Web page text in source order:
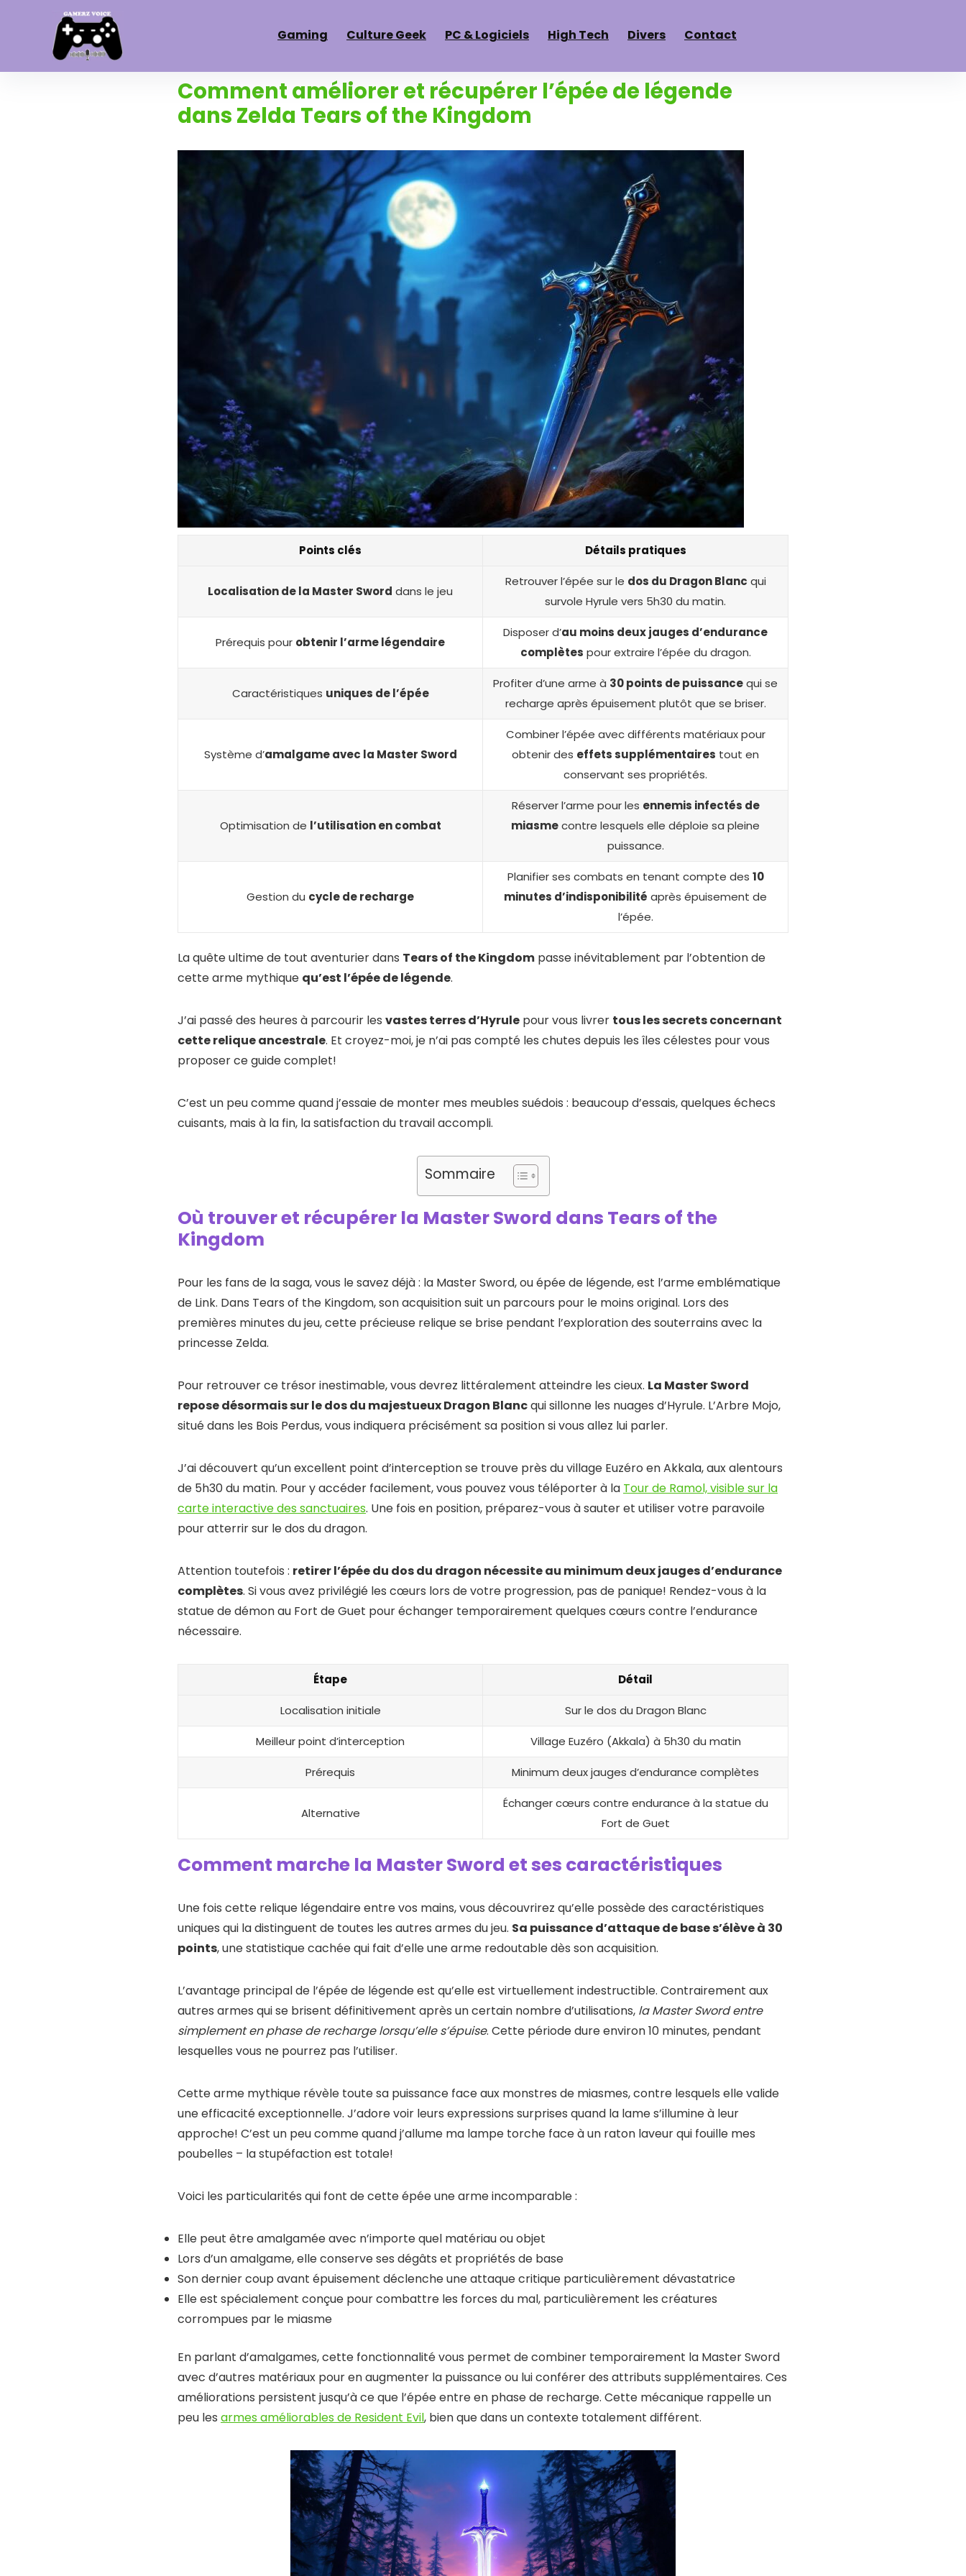
Gaming Culture Geek PC & Logiciels High Tech Divers Contact
Comment améliorer et récupérer l’épée de légende
dans Zelda Tears of the Kingdom
Points clés Détails pratiques
Localisation de la Master Sword dans le jeu
Retrouver l’épée sur le dos du Dragon Blanc qui
survole Hyrule vers 5h30 du matin.
Prérequis pour obtenir l’arme légendaire
Disposer d’au moins deux jauges d’endurance
complètes pour extraire l’épée du dragon.
Caractéristiques uniques de l’épée
Profiter d’une arme à 30 points de puissancequi se
recharge après épuisement plutôt que se briser.
Système d’amalgame avec la Master Sword
Combiner l’épée avec différents matériaux pour
obtenir des effets supplémentaires tout en
conservant ses propriétés.
Optimisation de l’utilisation en combat
Réserver l’arme pour les ennemis infectés de
miasmecontre lesquels elle déploie sa pleine
puissance.
Gestion du cycle de recharge
Planifier ses combats en tenant compte des 10
minutes d’indisponibilité après épuisement de
l’épée.
La quête ultime de tout aventurier dans Tears of the Kingdom passe inévitablement par l’obtention de
cette arme mythique qu’est l’épée de légende.
J’ai passé des heures à parcourir les vastes terres d’Hyrule pour vous livrer tous les secrets concernant
cette relique ancestrale. Et croyez-moi, je n’ai pas compté les chutes depuis les îles célestes pour vous
proposer ce guide complet!
C’est un peu comme quand j’essaie de monter mes meubles suédois : beaucoup d’essais, quelques échecs
cuisants, mais à la fin, la satisfaction du travail accompli.
Sommaire
Où trouver et récupérer la Master Sword dans Tears of the
Kingdom
Pour les fans de la saga, vous le savez déjà : la Master Sword, ou épée de légende, est l’arme emblématique
de Link. Dans Tears of the Kingdom, son acquisition suit un parcours pour le moins original. Lors des
premières minutes du jeu, cette précieuse relique se brise pendant l’exploration des souterrains avec la
princesse Zelda.
Pour retrouver ce trésor inestimable, vous devrez littéralement atteindre les cieux. La Master Sword
repose désormais sur le dos du majestueux Dragon Blancqui sillonne les nuages d’Hyrule. L’Arbre Mojo,
situé dans les Bois Perdus, vous indiquera précisément sa position si vous allez lui parler.
J’ai découvert qu’un excellent point d’interception se trouve près du village Euzéro en Akkala, aux alentours
de 5h30 du matin. Pour y accéder facilement, vous pouvez vous téléporter à la Tour de Ramol, visible sur la
carte interactive des sanctuaires. Une fois en position, préparez-vous à sauter et utiliser votre paravoile
pour atterrir sur le dos du dragon.
Attention toutefois : retirer l’épée du dos du dragon nécessite au minimum deux jauges d’endurance
complètes. Si vous avez privilégié les cœurs lors de votre progression, pas de panique! Rendez-vous à la
statue de démon au Fort de Guet pour échanger temporairement quelques cœurs contre l’endurance
nécessaire.
Étape Détail
Localisation initiale Sur le dos du Dragon Blanc
Meilleur point d’interception Village Euzéro (Akkala) à 5h30 du matin
Prérequis Minimum deux jauges d’endurance complètes
Alternative
Échanger cœurs contre endurance à la statue du
Fort de Guet
Comment marche la Master Sword et ses caractéristiques
Une fois cette relique légendaire entre vos mains, vous découvrirez qu’elle possède des caractéristiques
uniques qui la distinguent de toutes les autres armes du jeu. Sa puissance d’attaque de base s’élève à 30
points, une statistique cachée qui fait d’elle une arme redoutable dès son acquisition.
L’avantage principal de l’épée de légende est qu’elle est virtuellement indestructible. Contrairement aux
autres armes qui se brisent définitivement après un certain nombre d’utilisations, la Master Sword entre
simplement en phase de recharge lorsqu’elle s’épuise. Cette période dure environ 10 minutes, pendant
lesquelles vous ne pourrez pas l’utiliser.
Cette arme mythique révèle toute sa puissance face aux monstres de miasmes, contre lesquels elle valide
une efficacité exceptionnelle. J’adore voir leurs expressions surprises quand la lame s’illumine à leur
approche! C’est un peu comme quand j’allume ma lampe torche face à un raton laveur qui fouille mes
poubelles – la stupéfaction est totale!
Voici les particularités qui font de cette épée une arme incomparable :
Elle peut être amalgamée avec n’importe quel matériau ou objet
Lors d’un amalgame, elle conserve ses dégâts et propriétés de base
Son dernier coup avant épuisement déclenche une attaque critique particulièrement dévastatrice
Elle est spécialement conçue pour combattre les forces du mal, particulièrement les créatures
corrompues par le miasme
En parlant d’amalgames, cette fonctionnalité vous permet de combiner temporairement la Master Sword
avec d’autres matériaux pour en augmenter la puissance ou lui conférer des attributs supplémentaires. Ces
améliorations persistent jusqu’à ce que l’épée entre en phase de recharge. Cette mécanique rappelle un
peu les armes améliorables de Resident Evil, bien que dans un contexte totalement différent.